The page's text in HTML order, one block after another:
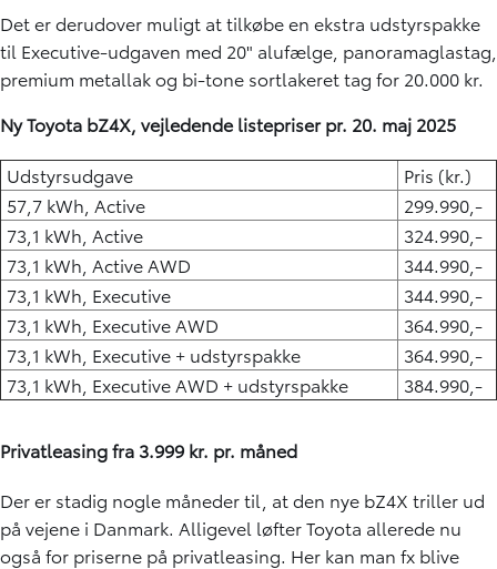
Det er derudover muligt at tilkøbe en ekstra udstyrspakke
til Executive-udgaven med 20" alufælge, panoramaglastag,
premium metallak og bi-tone sortlakeret tag for 20.000 kr.
Ny Toyota bZ4X, vejledende listepriser pr. 20. maj 2025
Udstyrsudgave
Pris (kr.)
57,7 kWh, Active
299.990,-
73,1 kWh, Active
324.990,-
73,1 kWh, Active AWD
344.990,-
73,1 kWh, Executive
344.990,-
73,1 kWh, Executive AWD
364.990,-
73,1 kWh, Executive + udstyrspakke
364.990,-
73,1 kWh, Executive AWD + udstyrspakke
384.990,-
Privatleasing fra 3.999 kr. pr. måned
Der er stadig nogle måneder til, at den nye bZ4X triller ud
på vejene i Danmark. Alligevel løfter Toyota allerede nu
også for priserne på privatleasing. Her kan man fx blive